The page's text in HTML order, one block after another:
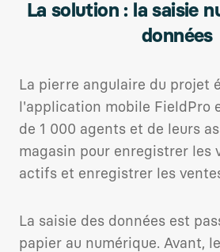
La solution : la saisie
données
La pierre angulaire du projet
l'application mobile FieldPro
de 1 000 agents et de leurs
magasin pour enregistrer les
actifs et enregistrer les
La saisie des données est
papier au numérique. Avant,